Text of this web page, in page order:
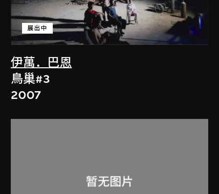
伊萬．巴恩
展出中
鳥巢#3
2007